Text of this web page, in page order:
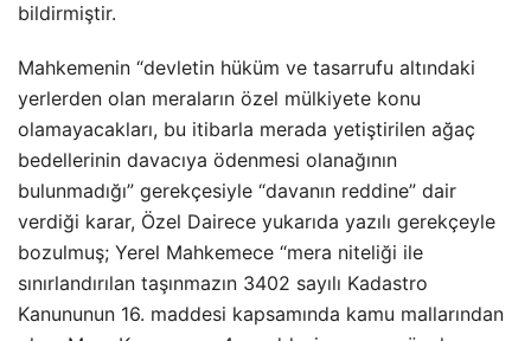
bildirmiştir.
Mahkemenin “devletin hüküm ve tasarrufu altındaki
yerlerden olan meraların özel mülkiyete konu
olamayacakları, bu itibarla merada yetiştirilen ağaç
bedellerinin davacıya ödenmesi olanağının
bulunmadığı” gerekçesiyle “davanın reddine” dair
verdiği karar, Özel Dairece yukarıda yazılı gerekçeyle
bozulmuş; Yerel Mahkemece “mera niteliği ile
sınırlandırılan taşınmazın 3402 sayılı Kadastro
Kanununun 16. maddesi kapsamında kamu mallarından